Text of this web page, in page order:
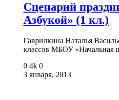
Сценарий
Азбукой» (1 кл.)
Гаврилкина Наталья
классов МБОУ
0 4k 0
3 января, 2013